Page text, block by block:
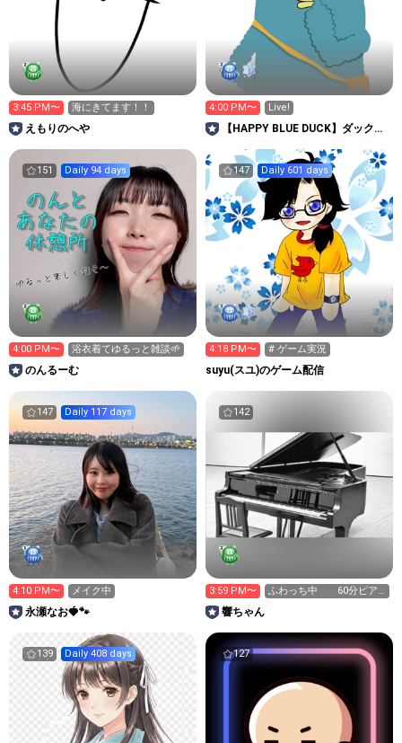
3:45 PM〜 海にきてます！！
えもりのへや
4:00 PM〜 Live!
【HAPPY BLUE DUCK】ダックの
151 Daily 94 days
4:00 PM〜 浴衣着てゆるっと雑談🌱
のんるーむ
147 Daily 601 days
4:18 PM〜 # ゲーム実況
suyu(スユ)のゲーム配信
147 Daily 117 days
4:10 PM〜 メイク中
永瀬なお🍓🐾
142
3:59 PM〜
ふわっち中 60分ピア
響ちゃん
139 Daily 408 days 127